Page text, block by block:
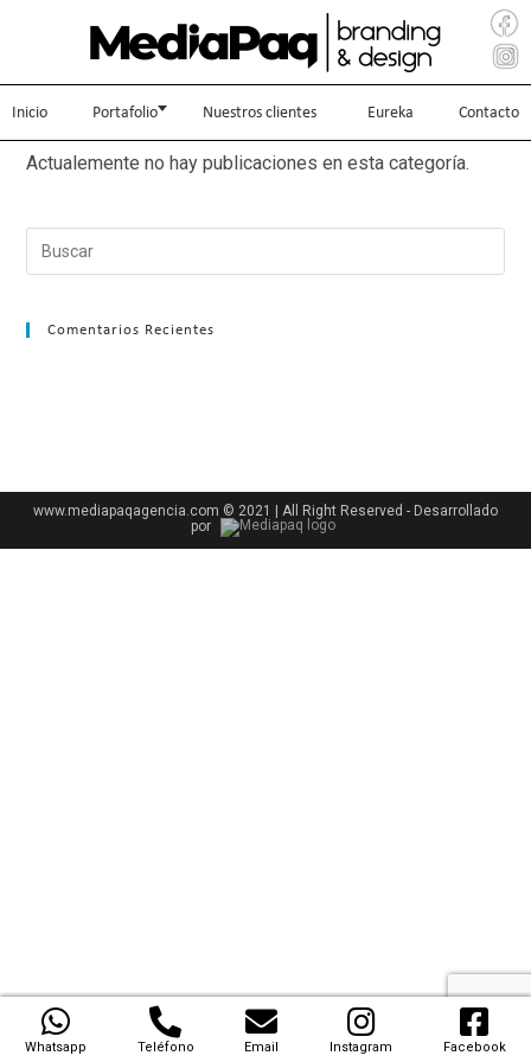
Inicio Portafolio Nuestros clientes Eureka Contacto
Actualemente no hay publicaciones en esta categoría.
Comentarios Recientes
www.mediapaqagencia.com © 2021 | All Right Reserved - Desarrollado
por
Whatsapp Teléfono Email Instagram Facebook